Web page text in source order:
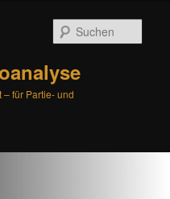
für Partie- und